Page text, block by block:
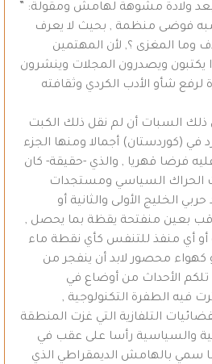
ولادة مشوهة لهامش ومقولة: ”
فوضى منظمة , بحيث لا يعرف
وما المغزى ؟, لأن المهتمين
يكتبون ويصدرون المجلات وينشرون
شأو الأدب الكردي وثقافته
ذلك السبات أن لم نقل ذلك الكبت
في (كوردستان) أجمالا ومنها الجزء
فرضا قهريا , والذي -حقيقة- كان
الحراك السياسي ومستجدات
الخليج الأولى والثانية أو
بعين منفتحة يقظة بما يحصل ,
أي منفذ للتنفس كأي نقطة ماء
محصور لابد أن ينفجر من
الأحداث من أوضاع في
فيه الطفرة التكنولوجية ,
التلفازية التي غزت المنطقة
والسياسية رأسا على عقب في
سمي بالهامش الديمقراطي الذي